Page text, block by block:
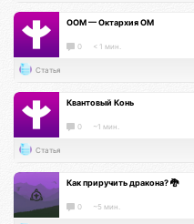
ООМ — Октархия ОМ
0 < 1 мин.
Статья
Квантовый Конь
0 ~1 мин.
Статья
Как приручить дракона? 🐉
0 ~5 мин.